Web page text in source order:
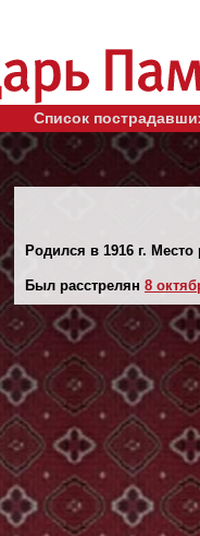
Список
Родился в 1916 г.
Был расстрелян 8